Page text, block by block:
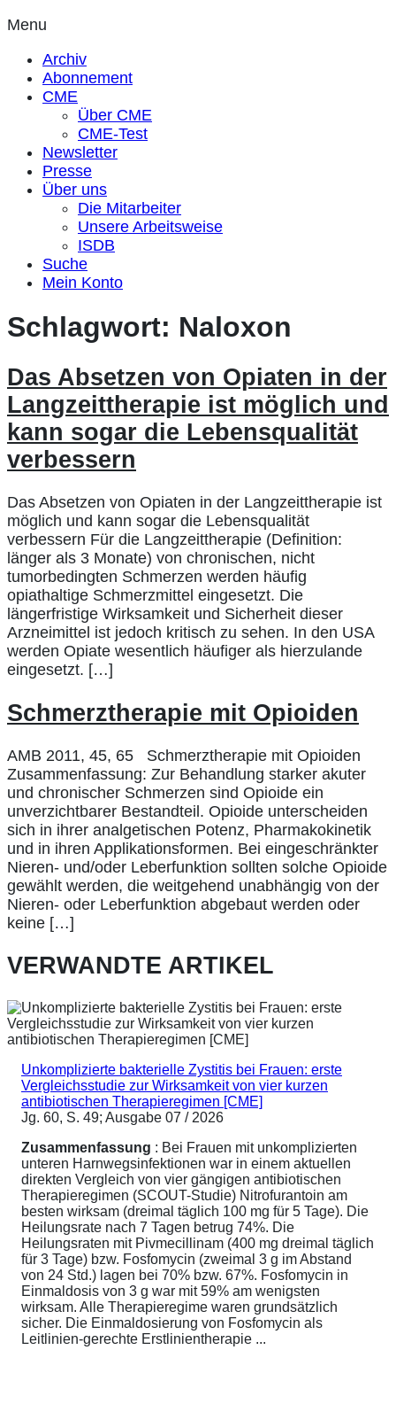
Menu
Archiv
Abonnement
CME
Über CME
CME-Test
Newsletter
Presse
Über uns
Die Mitarbeiter
Unsere Arbeitsweise
ISDB
Suche
Mein Konto
Schlagwort: Naloxon
Das Absetzen von Opiaten in der
Langzeittherapie ist möglich und
kann sogar die Lebensqualität
verbessern
Das Absetzen von Opiaten in der Langzeittherapie ist
möglich und kann sogar die Lebensqualität
verbessern Für die Langzeittherapie (Definition:
länger als 3 Monate) von chronischen, nicht
tumorbedingten Schmerzen werden häufig
opiathaltige Schmerzmittel eingesetzt. Die
längerfristige Wirksamkeit und Sicherheit dieser
Arzneimittel ist jedoch kritisch zu sehen. In den USA
werden Opiate wesentlich häufiger als hierzulande
eingesetzt. […]
Schmerztherapie mit Opioiden
AMB 2011, 45, 65 Schmerztherapie mit Opioiden
Zusammenfassung: Zur Behandlung starker akuter
und chronischer Schmerzen sind Opioide ein
unverzichtbarer Bestandteil. Opioide unterscheiden
sich in ihrer analgetischen Potenz, Pharmakokinetik
und in ihren Applikationsformen. Bei eingeschränkter
Nieren- und/oder Leberfunktion sollten solche Opioide
gewählt werden, die weitgehend unabhängig von der
Nieren- oder Leberfunktion abgebaut werden oder
keine […]
VERWANDTE ARTIKEL
Unkomplizierte bakterielle Zystitis bei Frauen: erste
Vergleichsstudie zur Wirksamkeit von vier kurzen
antibiotischen Therapieregimen [CME]
Jg. 60, S. 49; Ausgabe 07 / 2026
Zusammenfassung : Bei Frauen mit unkomplizierten
unteren Harnwegsinfektionen war in einem aktuellen
direkten Vergleich von vier gängigen antibiotischen
Therapieregimen (SCOUT-Studie) Nitrofurantoin am
besten wirksam (dreimal täglich 100 mg für 5 Tage). Die
Heilungsrate nach 7 Tagen betrug 74%. Die
Heilungsraten mit Pivmecillinam (400 mg dreimal täglich
für 3 Tage) bzw. Fosfomycin (zweimal 3 g im Abstand
von 24 Std.) lagen bei 70% bzw. 67%. Fosfomycin in
Einmaldosis von 3 g war mit 59% am wenigsten
wirksam. Alle Therapieregime waren grundsätzlich
sicher. Die Einmaldosierung von Fosfomycin als
Leitlinien-gerechte Erstlinientherapie ...